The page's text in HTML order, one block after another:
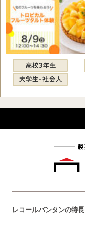
レコールバンタンの特長